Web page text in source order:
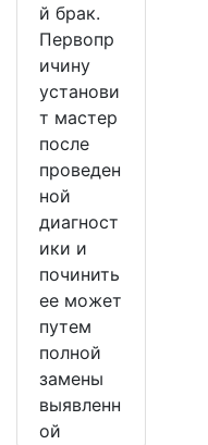
й брак.
Первопр
ичину
установи
т мастер
после
проведен
ной
диагност
ики и
починить
ее может
путем
полной
замены
выявленн
ой